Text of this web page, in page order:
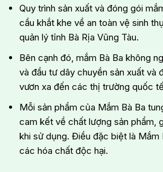
Quy trình sản xuất và đóng gói
cầu khắt khe về an toàn vệ sinh
quản lý tỉnh Bà Rịa Vũng Tàu.
Bên cạnh đó, mắm Bà Ba không
và đầu tư dây chuyền sản xuất và
vươn xa đến các thị trường quốc
Mỗi sản phẩm của Mắm Bà Ba
cam kết về chất lượng sản phẩm,
khi sử dụng. Điều đặc biệt là Mắm
các hóa chất độc hại.